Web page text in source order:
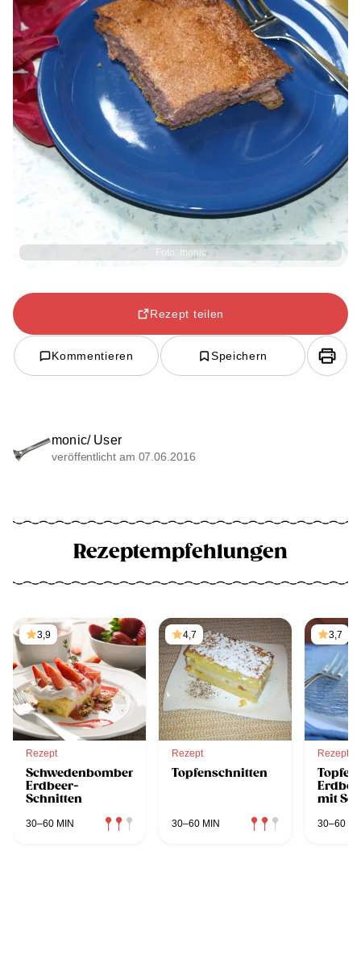
Foto: monic
Rezept teilen
Kommentieren Speichern
monic/ User
veröffentlicht am 07.06.2016
Rezeptempfehlungen
3,9
Rezept
Schwedenbomben-
Erdbeer-
Schnitten
30–60 MIN
4,7
Rezept
Topfenschnitten
30–60 MIN
3,7
Rezept
mit
30–60